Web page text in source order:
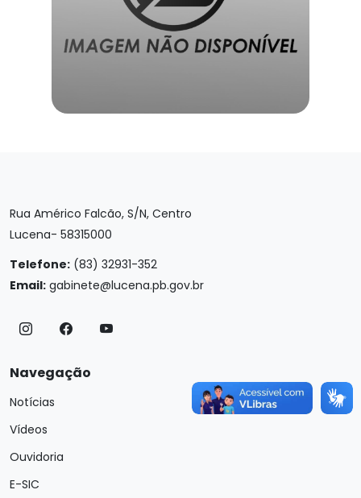
Rua Américo Falcão, S/N, Centro
Lucena- 58315000
Telefone: (83) 32931-352
Email: gabinete@lucena.pb.gov.br
Navegação
Notícias
Vídeos
Ouvidoria
E-SIC